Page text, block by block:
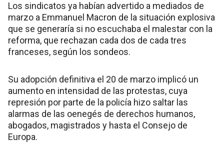
Los sindicatos ya habían advertido a mediados de
marzo a Emmanuel Macron de la situación explosiva
que se generaría si no escuchaba el malestar con la
reforma, que rechazan cada dos de cada tres
franceses, según los sondeos.
Su adopción definitiva el 20 de marzo implicó un
aumento en intensidad de las protestas, cuya
represión por parte de la policía hizo saltar las
alarmas de las oenegés de derechos humanos,
abogados, magistrados y hasta el Consejo de
Europa.